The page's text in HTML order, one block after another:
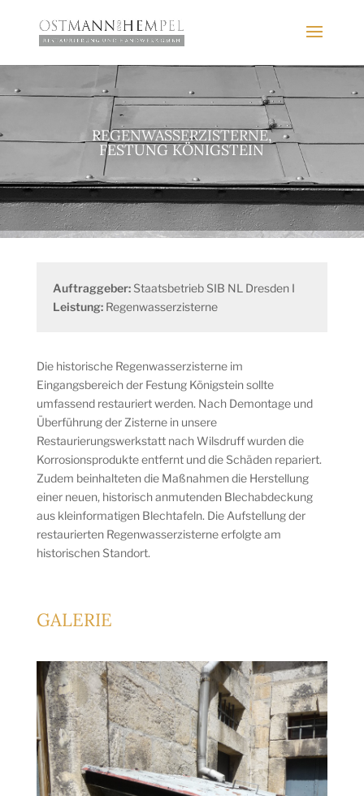
REGENWASSERZISTERNE,
FESTUNG KÖNIGSTEIN
Auftraggeber:Staatsbetrieb SIB NL Dresden I
Leistung:Regenwasserzisterne
Die historische Regenwasserzisterne im
Eingangsbereich der Festung Königstein sollte
umfassend restauriert werden. Nach Demontage und
Überführung der Zisterne in unsere
Restaurierungswerkstatt nach Wilsdruff wurden die
Korrosionsprodukte entfernt und die Schäden repariert.
Zudem beinhalteten die Maßnahmen die Herstellung
einer neuen, historisch anmutenden Blechabdeckung
aus kleinformatigen Blechtafeln. Die Aufstellung der
restaurierten Regenwasserzisterne erfolgte am
historischen Standort.
GALERIE